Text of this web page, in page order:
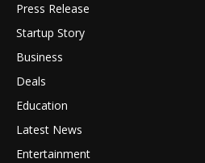
Press Release
Startup Story
Business
Deals
Education
Latest News
Entertainment